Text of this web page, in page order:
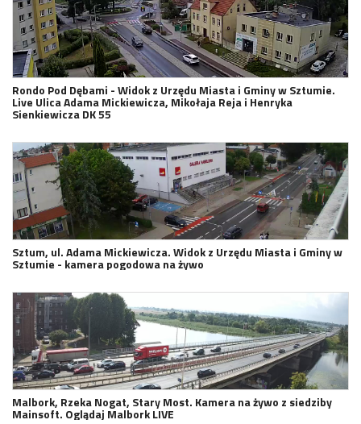
Rondo Pod Dębami - Widok z Urzędu Miasta i Gminy w Sztumie.
Live Ulica Adama Mickiewicza, Mikołaja Reja i Henryka
Sienkiewicza DK 55
Sztum, ul. Adama Mickiewicza. Widok z Urzędu Miasta i Gminy w
Sztumie - kamera pogodowa na żywo
Malbork, Rzeka Nogat, Stary Most. Kamera na żywo z siedziby
Mainsoft. Oglądaj Malbork LIVE